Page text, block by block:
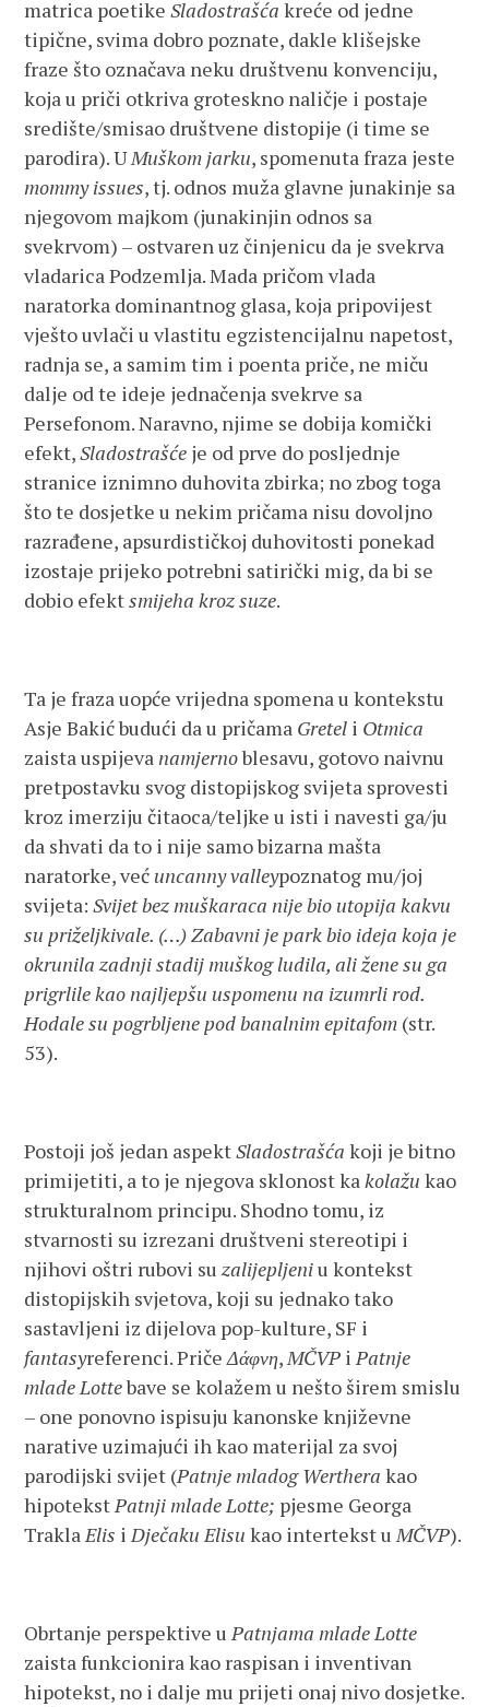
matrica poetikeSladostrašća kreće od jedne
tipične, svima dobro poznate, dakle klišejske
fraze što označava neku društvenu konvenciju,
koja u priči otkriva groteskno naličje i postaje
središte/smisao društvene distopije (i time se
parodira). UMuškom jarku, spomenuta fraza jeste
mommy issues, tj. odnos muža glavne junakinje sa
njegovom majkom (junakinjin odnos sa
svekrvom) – ostvaren uz činjenicu da je svekrva
vladarica Podzemlja. Mada pričom vlada
naratorka dominantnog glasa, koja pripovijest
vješto uvlači u vlastitu egzistencijalnu napetost,
radnja se, a samim tim i poenta priče, ne miču
dalje od te ideje jednačenja svekrve sa
Persefonom. Naravno, njime se dobija komički
efekt,Sladostrašće je od prve do posljednje
stranice iznimno duhovita zbirka; no zbog toga
što te dosjetke u nekim pričama nisu dovoljno
razrađene, apsurdističkoj duhovitosti ponekad
izostaje prijeko potrebni satirički mig, da bi se
dobio efektsmijeha kroz suze.
Ta je fraza uopće vrijedna spomena u kontekstu
Asje Bakić budući da u pričama Gretel i Otmica
zaista uspijeva namjernoblesavu, gotovo naivnu
pretpostavku svog distopijskog svijeta sprovesti
kroz imerziju čitaoca/teljke u isti i navesti ga/ju
da shvati da to i nije samo bizarna mašta
naratorke, već uncanny valleypoznatog mu/joj
svijeta:Svijet bez muškaraca nije bio utopija kakvu
su priželjkivale. (…) Zabavni je park bio ideja koja je
okrunila zadnji stadij muškog ludila, ali žene su ga
prigrlile kao najljepšu uspomenu na izumrli rod.
Hodale su pogrbljene pod banalnim epitafom (str.
53).
Postoji još jedan aspektSladostrašća koji je bitno
primijetiti, a to je njegova sklonost kakolažukao
strukturalnom principu. Shodno tomu, iz
stvarnosti su izrezani društveni stereotipi i
njihovi oštri rubovi suzalijepljeniu kontekst
distopijskih svjetova, koji su jednako tako
sastavljeni iz dijelova pop-kulture, SF i
fantasyreferenci. PričeΔάφνη,MČVP iPatnje
mlade Lottebave se kolažem u nešto širem smislu
– one ponovno ispisuju kanonske književne
narative uzimajući ih kao materijal za svoj
parodijski svijet (Patnje mladog Werthera kao
hipotekstPatnji mlade Lotte; pjesme Georga
TraklaElis iDječaku Elisu kao intertekst uMČVP).
Obrtanje perspektive uPatnjama mlade Lotte
zaista funkcionira kao raspisan i inventivan
hipotekst, no i dalje mu prijeti onaj nivo dosjetke.